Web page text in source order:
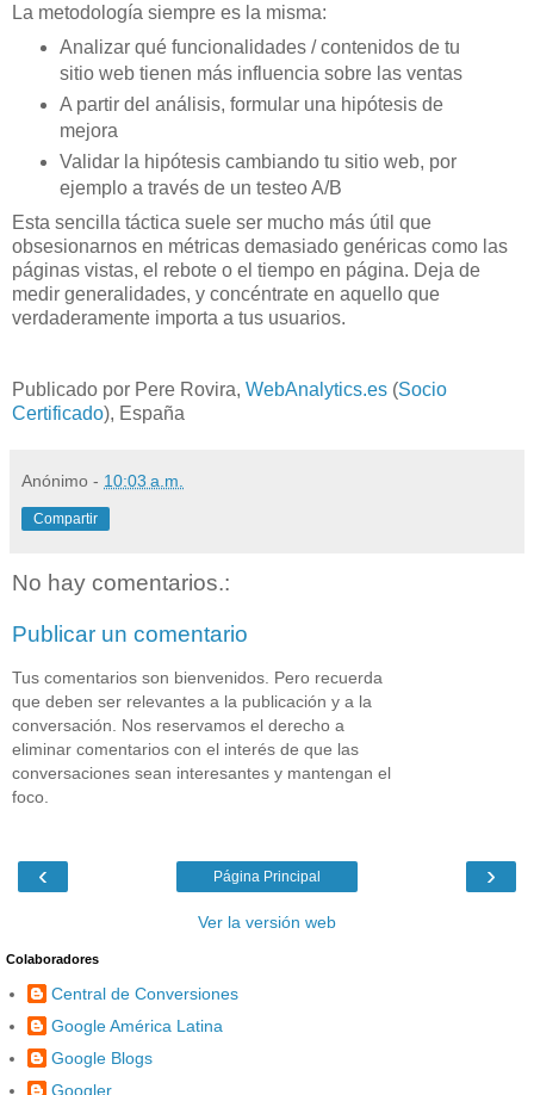
La metodología siempre es la misma:
Analizar qué funcionalidades / contenidos de tu
sitio web tienen más influencia sobre las ventas
A partir del análisis, formular una hipótesis de
mejora
Validar la hipótesis cambiando tu sitio web, por
ejemplo a través de un testeo A/B
Esta sencilla táctica suele ser mucho más útil que
obsesionarnos en métricas demasiado genéricas como las
páginas vistas, el rebote o el tiempo en página. Deja de
medir generalidades, y concéntrate en aquello que
verdaderamente importa a tus usuarios.
Publicado por Pere Rovira, WebAnalytics.es (Socio
Certificado), España
Anónimo - 10:03 a.m.
Compartir
No hay comentarios.:
Publicar un comentario
Tus comentarios son bienvenidos. Pero recuerda
que deben ser relevantes a la publicación y a la
conversación. Nos reservamos el derecho a
eliminar comentarios con el interés de que las
conversaciones sean interesantes y mantengan el
foco.
‹ ›
Página Principal
Ver la versión web
Colaboradores
Central de Conversiones
Google América Latina
Google Blogs
Googler